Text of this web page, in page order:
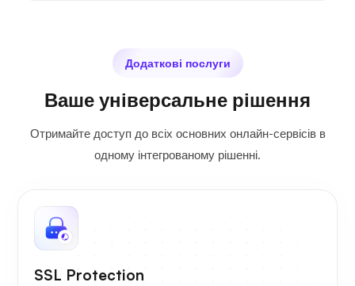
Додаткові послуги
Ваше універсальне рішення
Отримайте доступ до всіх основних онлайн-сервісів в
одному інтегрованому рішенні.
SSL Protection